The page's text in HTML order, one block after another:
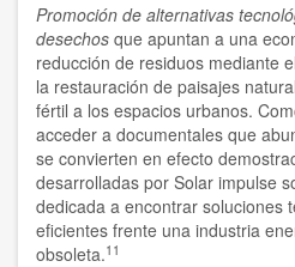
Promoción de alternativas
desechos que apuntan a una
reducción de residuos mediante
la restauración de paisajes
fértil a los espacios urbanos.
acceder a documentales que
se convierten en efecto
desarrolladas por Solar impulse
dedicada a encontrar soluciones
eficientes frente una industria
obsoleta.11